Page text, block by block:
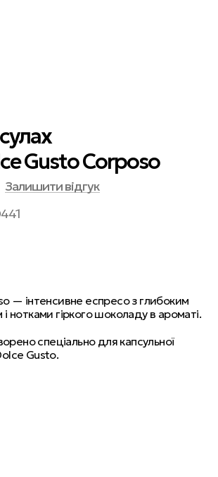
Gusto Corposo
Залишити відгук
— інтенсивне еспресо з глибоким
нотками гіркого шоколаду в ароматі.
спеціально для капсульної
Gusto.